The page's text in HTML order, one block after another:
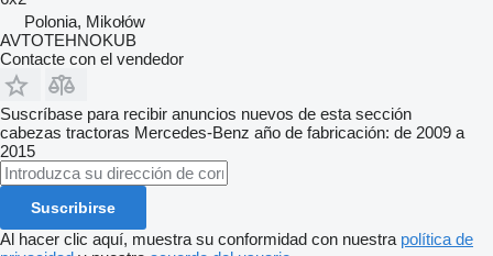
Polonia, Mikołów
AVTOTEHNOKUB
Contacte con el vendedor
Suscríbase para recibir anuncios nuevos de esta sección
cabezas tractoras Mercedes-Benz año de fabricación: de 2009 a
2015
Suscribirse
Al hacer clic aquí, muestra su conformidad con nuestra política de